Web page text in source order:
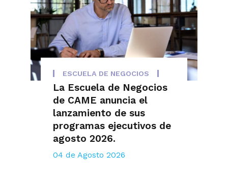
ESCUELA DE NEGOCIOS
La Escuela de Negocios
de CAME anuncia el
lanzamiento de sus
programas ejecutivos de
agosto 2026.
04 de Agosto 2026